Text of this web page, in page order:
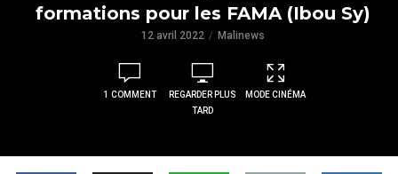
formations pour les FAMA (Ibou Sy)
12 avril 2022 Malinews
1 COMMENT
REGARDER PLUS
TARD
MODE CINÉMA